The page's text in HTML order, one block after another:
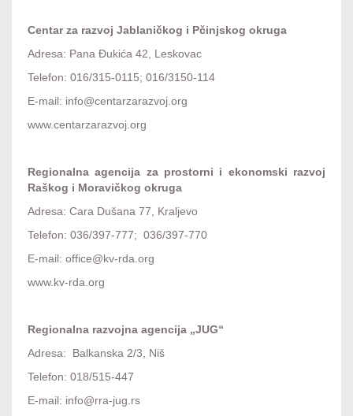
Centar za razvoj Jablaničkog i Pčinjskog okruga
Adresa: Pana Đukića 42, Leskovac
Telefon: 016/315-0115; 016/3150-114
E-mail: info@centarzarazvoj.org
www.centarzarazvoj.org
Regionalna agencija za prostorni i ekonomski razvoj
Raškog i Moravičkog okruga
Adresa: Cara Dušana 77, Kraljevo
Telefon: 036/397-777; 036/397-770
E-mail: office@kv-rda.org
www.kv-rda.org
Regionalna razvojna agencija „JUG“
Adresa: Balkanska 2/3, Niš
Telefon: 018/515-447
E-mail: info@rra-jug.rs